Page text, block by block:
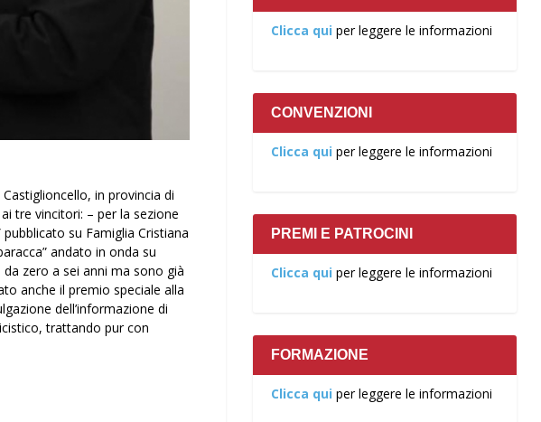
in provincia di
tre vincitori: – per la sezione
su Famiglia Cristiana
andato in onda su
zero a sei anni ma sono già
anche il premio speciale alla
dell’informazione di
trattando pur con
Clicca qui per leggere le informazioni
CONVENZIONI
Clicca qui per leggere le informazioni
PREMI E PATROCINI
Clicca qui per leggere le informazioni
FORMAZIONE
Clicca qui per leggere le informazioni